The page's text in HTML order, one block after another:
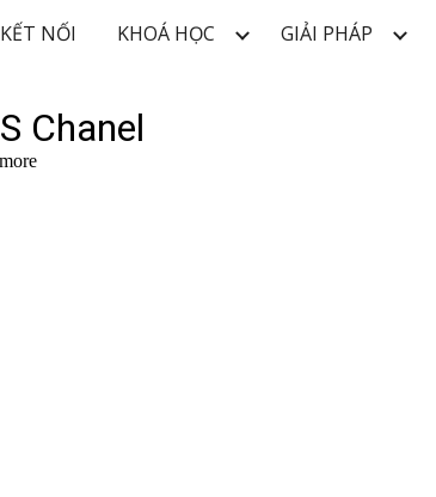
Skip to main content
KẾT NỐI KHOÁ HỌC GIẢI PHÁP